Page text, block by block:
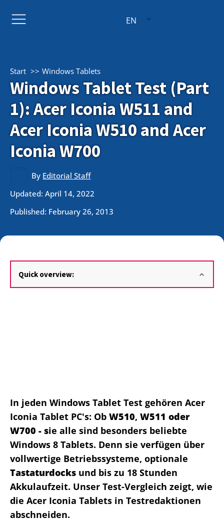
EN
Start Windows Tablets
Windows Tablet Test (Part
1): Acer Iconia W511 and
Acer Iconia W510 and Acer
Iconia W700
By Editorial Staff
Updated: April 14, 2022
Published: February 26, 2013
Quick overview:
In jeden Windows Tablet Test gehören Acer
Iconia Tablet PC's: Ob W510, W511 oder
W700 - sie alle sind besonders beliebte
Windows 8 Tablets. Denn sie verfügen über
vollwertige Betriebssysteme, optionale
Tastaturdocks und bis zu 18 Stunden
Akkulaufzeit. Unser Test-Vergleich zeigt, wie
die Acer Iconia Tablets in Testredaktionen
abschneiden.